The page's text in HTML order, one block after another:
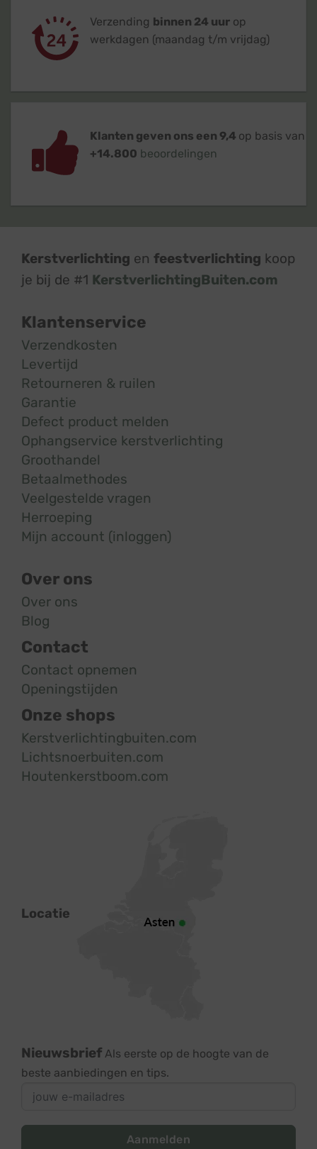
Verzending binnen 24 uur op
werkdagen (maandag t/m vrijdag)
Klanten geven ons een 9,4 op basis van
+14.800 beoordelingen
Kerstverlichting en feestverlichting koop
je bij de #1 KerstverlichtingBuiten.com
Klantenservice
Verzendkosten
Levertijd
Retourneren & ruilen
Garantie
Defect product melden
Ophangservice kerstverlichting
Groothandel
Betaalmethodes
Veelgestelde vragen
Herroeping
Mijn account (inloggen)
Over ons
Over ons
Blog
Contact
Contact opnemen
Openingstijden
Onze shops
Kerstverlichtingbuiten.com
Lichtsnoerbuiten.com
Houtenkerstboom.com
Locatie
Nieuwsbrief Als eerste op de hoogte van de
beste aanbiedingen en tips.
Aanmelden